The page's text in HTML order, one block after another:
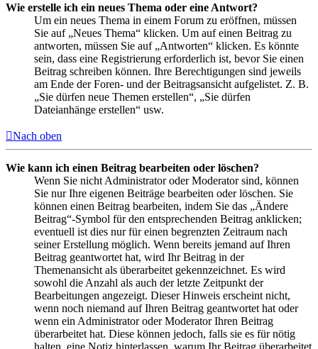
Wie erstelle ich ein neues Thema oder eine Antwort?
Um ein neues Thema in einem Forum zu eröffnen, müssen
Sie auf „Neues Thema“ klicken. Um auf einen Beitrag zu
antworten, müssen Sie auf „Antworten“ klicken. Es könnte
sein, dass eine Registrierung erforderlich ist, bevor Sie einen
Beitrag schreiben können. Ihre Berechtigungen sind jeweils
am Ende der Foren- und der Beitragsansicht aufgelistet. Z. B.
„Sie dürfen neue Themen erstellen“, „Sie dürfen
Dateianhänge erstellen“ usw.
Nach oben
Wie kann ich einen Beitrag bearbeiten oder löschen?
Wenn Sie nicht Administrator oder Moderator sind, können
Sie nur Ihre eigenen Beiträge bearbeiten oder löschen. Sie
können einen Beitrag bearbeiten, indem Sie das „Ändere
Beitrag“-Symbol für den entsprechenden Beitrag anklicken;
eventuell ist dies nur für einen begrenzten Zeitraum nach
seiner Erstellung möglich. Wenn bereits jemand auf Ihren
Beitrag geantwortet hat, wird Ihr Beitrag in der
Themenansicht als überarbeitet gekennzeichnet. Es wird
sowohl die Anzahl als auch der letzte Zeitpunkt der
Bearbeitungen angezeigt. Dieser Hinweis erscheint nicht,
wenn noch niemand auf Ihren Beitrag geantwortet hat oder
wenn ein Administrator oder Moderator Ihren Beitrag
überarbeitet hat. Diese können jedoch, falls sie es für nötig
halten, eine Notiz hinterlassen, warum Ihr Beitrag überarbeitet